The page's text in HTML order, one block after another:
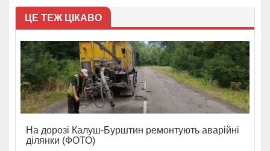
ЦЕ ТЕЖ ЦІКАВО
На дорозі Калуш-Бурштин ремонтують аварійні
ділянки (ФОТО)